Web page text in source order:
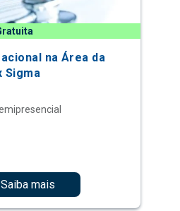
na Área da
Sigma
Saiba mais